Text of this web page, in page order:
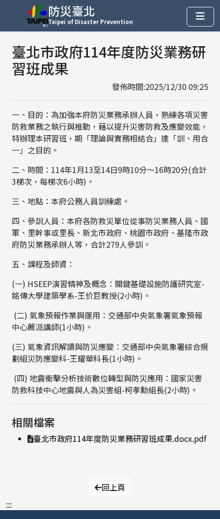
防災臺北
Taipei of Disaster Prevention
臺北市政府114年度防災業務研
習班成果
發佈時間:2025/12/30 09:25
一、目的：為加強本府防災業務承辦人員，熟練各項災害
防救業務之執行與推動，藉以提升災害防救及應變效能，
特辦理本研習班，期「理論與實務相結合」達「訓、用合
一」之目的。
二、時間：114年1月13至14日9時10分～16時20分(合計
3梯次，每梯次6小時)。
三、地點：本府公務人員訓練處。
四、參訓人員：本府各防救災單位從事防災業務人員、國
軍、里幹事或里長、新北市政府、桃園市政府、基隆市政
府防災業務承辦人等，合計279人參訓。
五、課程及師資：
(一) HSEEP演習精神及概念：關鍵基礎設施防護研究室-
銘傳大學建築學系-王价巨教授(2小時)。
(二) 氣象預報作業與運用：交通部中央氣象署氣象預報
中心薦派講師(1小時)。
(三) 氣象資訊解讀與防災應變：交通部中央氣象署綜合規
劃組災防應變科-王耀華科長(1小時)。
(四) 地震衝擊分析技術數位轉型與防災應用：國家災害
防救科技中心地震與人為災害組-柯孝勳組長(2小時)。
相關檔案
臺北市政府114年度防災業務研習班成果.docx.pdf
回上頁
:::